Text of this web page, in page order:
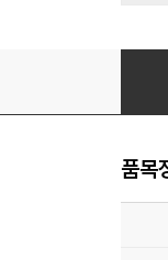
Q
품목